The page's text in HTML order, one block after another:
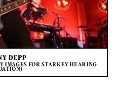
DEPP
IMAGES FOR STARKEY HEARING